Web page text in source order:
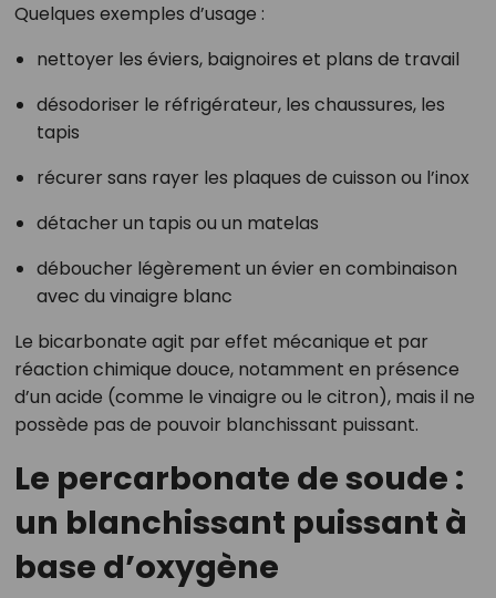
Quelques exemples d’usage :
nettoyer les éviers, baignoires et plans de travail
désodoriser le réfrigérateur, les chaussures, les
tapis
récurer sans rayer les plaques de cuisson ou l’inox
détacher un tapis ou un matelas
déboucher légèrement un évier en combinaison
avec du vinaigre blanc
Le bicarbonate agit par effet mécanique et par
réaction chimique douce, notamment en présence
d’un acide (comme le vinaigre ou le citron), mais il ne
possède pas de pouvoir blanchissant puissant.
Le percarbonate de soude :
un blanchissant puissant à
base d’oxygène